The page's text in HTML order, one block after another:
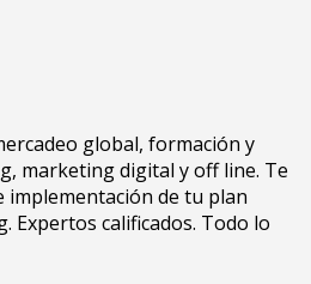
global, formación y
marketing digital y off line. Te
implementación de tu plan
Expertos calificados. Todo lo